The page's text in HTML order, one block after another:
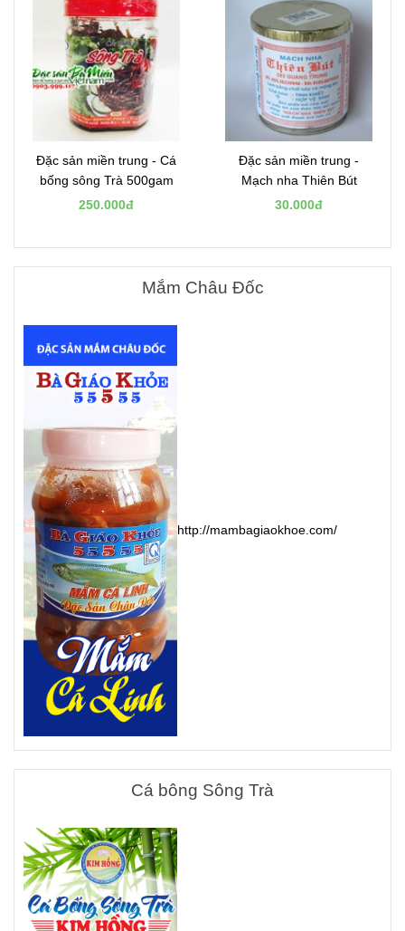
Đặc sản miền trung - Cá
bống sông Trà 500gam
250.000đ
Đặc sản miền trung -
Mạch nha Thiên Bút
30.000đ
Mắm Châu Đốc
http://mambagiaokhoe.com/
Cá bông Sông Trà